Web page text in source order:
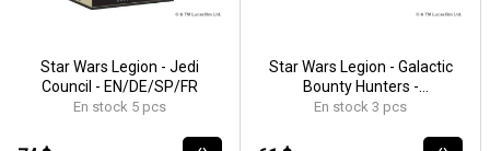
Star Wars Legion - Jedi
Council - EN/DE/SP/FR
En stock 5 pcs
Star Wars Legion - Galactic
Bounty Hunters -
EN/DE/SP/FR
En stock 3 pcs